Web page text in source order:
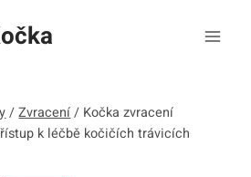
/ Zvracení / Kočka zvracení
k léčbě kočičích trávicích